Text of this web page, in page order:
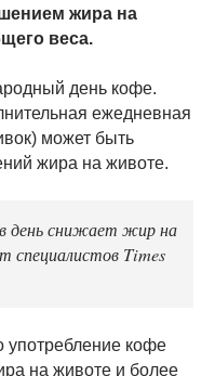
жира на
веса.
день кофе.
ежедневная
может быть
жира на животе.
день снижает жир на
Times
употребление кофе
на животе и более